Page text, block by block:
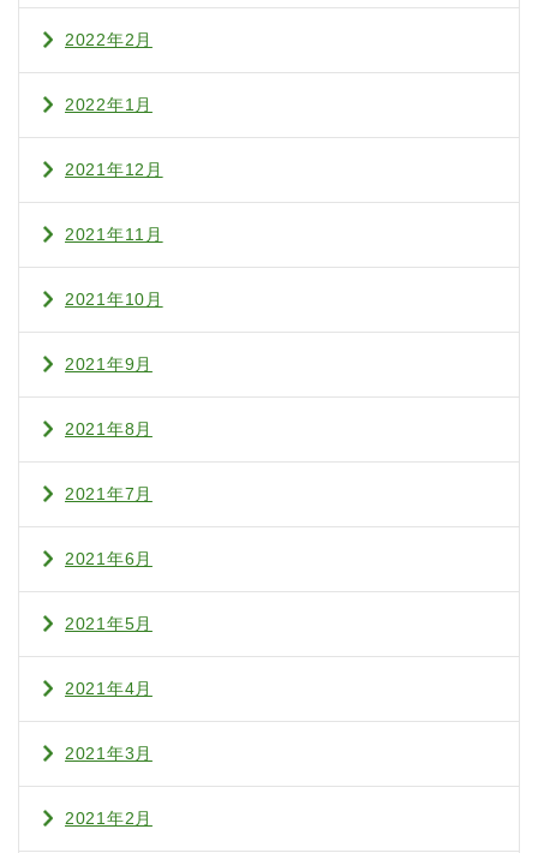
2022年2月
2022年1月
2021年12月
2021年11月
2021年10月
2021年9月
2021年8月
2021年7月
2021年6月
2021年5月
2021年4月
2021年3月
2021年2月